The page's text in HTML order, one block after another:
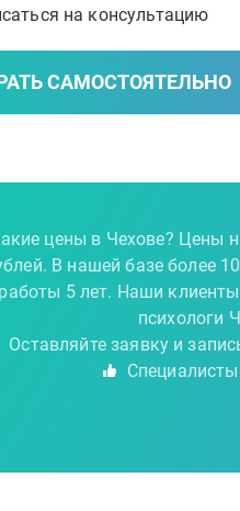
на консультацию
САМОСТОЯТЕЛЬНО
цены в Чехове? Цены
В нашей базе более
5 лет. Наши клиенты
психологи
Оставляйте заявку и